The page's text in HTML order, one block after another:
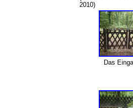
2010)
Das